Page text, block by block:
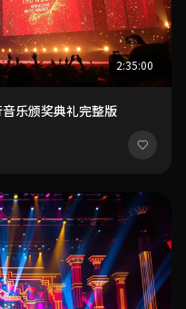
2:35:00
乐颁奖典礼完整版